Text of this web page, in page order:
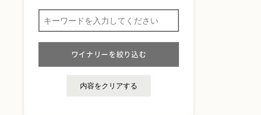
内容をクリアする